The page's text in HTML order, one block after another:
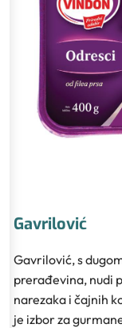
Gavrilović
Gavrilović, s
prerađevina, nudi
narezaka i čajnih
je izbor za